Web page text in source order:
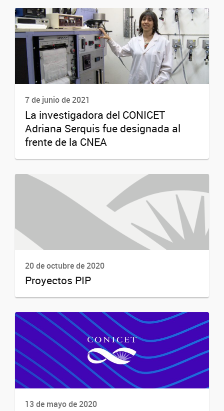
7 de junio de 2021
La investigadora del CONICET
Adriana Serquis fue designada al
frente de la CNEA
20 de octubre de 2020
Proyectos PIP
13 de mayo de 2020